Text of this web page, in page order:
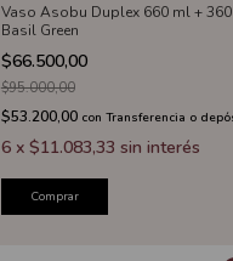
Vaso Asobu Duplex 660 ml +
Basil Green
$66.500,00
$95.000,00
$53.200,00 con Transferencia o
6 x $11.083,33 sin interés
Comprar